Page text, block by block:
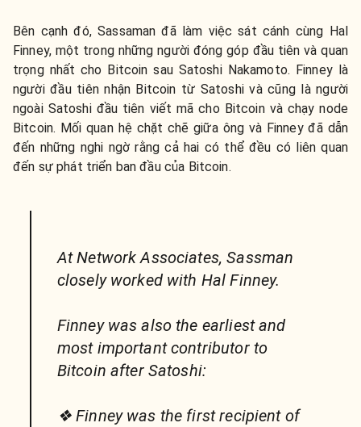
Bên cạnh đó, Sassaman đã làm việc sát cánh cùng Hal
Finney, một trong những người đóng góp đầu tiên và quan
trọng nhất cho Bitcoin sau Satoshi Nakamoto. Finney là
người đầu tiên nhận Bitcoin từ Satoshi và cũng là người
ngoài Satoshi đầu tiên viết mã cho Bitcoin và chạy node
Bitcoin. Mối quan hệ chặt chẽ giữa ông và Finney đã dẫn
đến những nghi ngờ rằng cả hai có thể đều có liên quan
đến sự phát triển ban đầu của Bitcoin.
At Network Associates, Sassman
closely worked with Hal Finney.
Finney was also the earliest and
most important contributor to
Bitcoin after Satoshi:
❖ Finney was the first recipient of